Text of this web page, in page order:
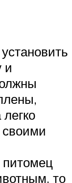
и
своими
то